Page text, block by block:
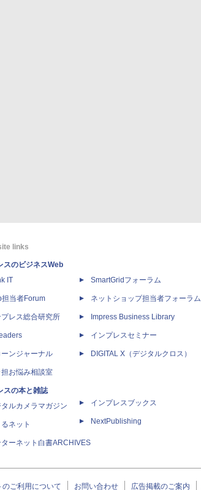
links
スのビジネスWeb
IT
担当者Forum
プレス総合研究所
ーンジャーナル
担お悩み相談室
スの本と雑誌
ルカメラマガジン
ネット
ターネット白書ARCHIVES
SmartGridフォーラム
ネットショップ担当者フォーラム
Impress Business Library
インプレスセミナー
DIGITAL X（デジタルクロス）
インプレスブックス
NextPublishing
のご利用について お問い合わせ 広告掲載のご案内